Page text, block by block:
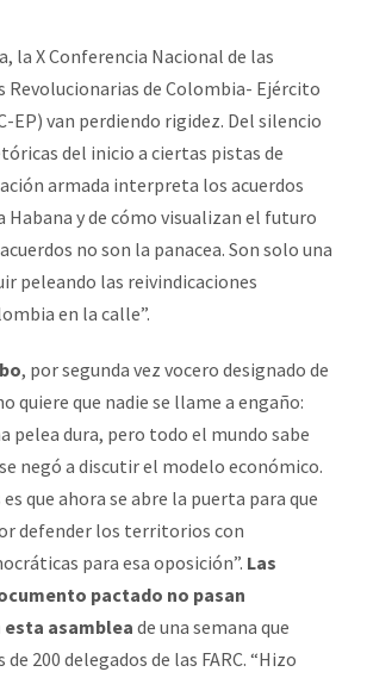
la X Conferencia Nacional de las
Revolucionarias de Colombia- Ejército
EP) van perdiendo rigidez. Del silencio
del inicio a ciertas pistas de
armada interpreta los acuerdos
Habana y de cómo visualizan el futuro
no son la panacea. Son solo una
peleando las reivindicaciones
en la calle”.
, por segunda vez vocero designado de
quiere que nadie se llame a engaño:
pelea dura, pero todo el mundo sabe
negó a discutir el modelo económico.
que ahora se abre la puerta para que
defender los territorios con
para esa oposición”. Las
pactado no pasan
asamblea de una semana que
200 delegados de las FARC. “Hizo